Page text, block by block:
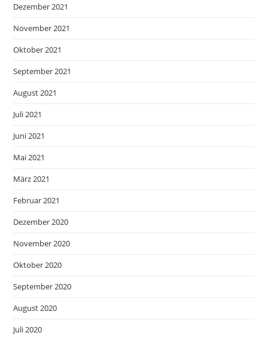
Dezember 2021
November 2021
Oktober 2021
September 2021
August 2021
Juli 2021
Juni 2021
Mai 2021
März 2021
Februar 2021
Dezember 2020
November 2020
Oktober 2020
September 2020
August 2020
Juli 2020